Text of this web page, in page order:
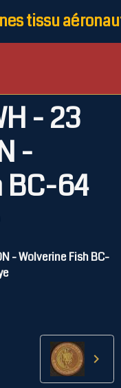
tissu
- 23
-
BC-64